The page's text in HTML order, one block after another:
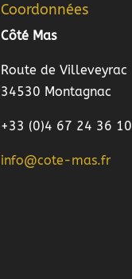
Coordonnées
Côté Mas
Route de Villeveyrac
34530 Montagnac
+33 (0)4 67 24 36 10
info@cote-mas.fr